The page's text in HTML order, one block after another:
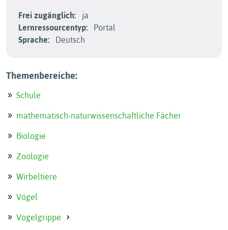
Frei zugänglich:
ja
Lernressourcentyp:
Portal
Sprache:
Deutsch
Themenbereiche:
Schule
mathematisch-naturwissenschaftliche Fächer
Biologie
Zoologie
Wirbeltiere
Vögel
Vogelgrippe